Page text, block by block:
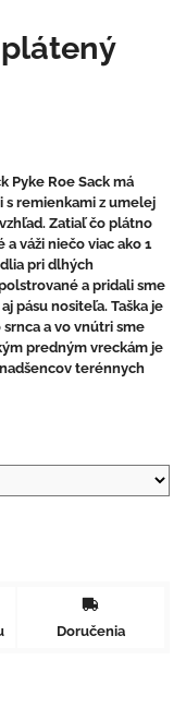
plátený
Pyke Roe Sack má
s remienkami z umelej
Zatiaľ čo plátno
váži niečo viac ako 1
pri dlhých
a pridali sme
pásu nositeľa. Taška je
a vo vnútri sme
predným vreckám je
terénnych
Doručenia